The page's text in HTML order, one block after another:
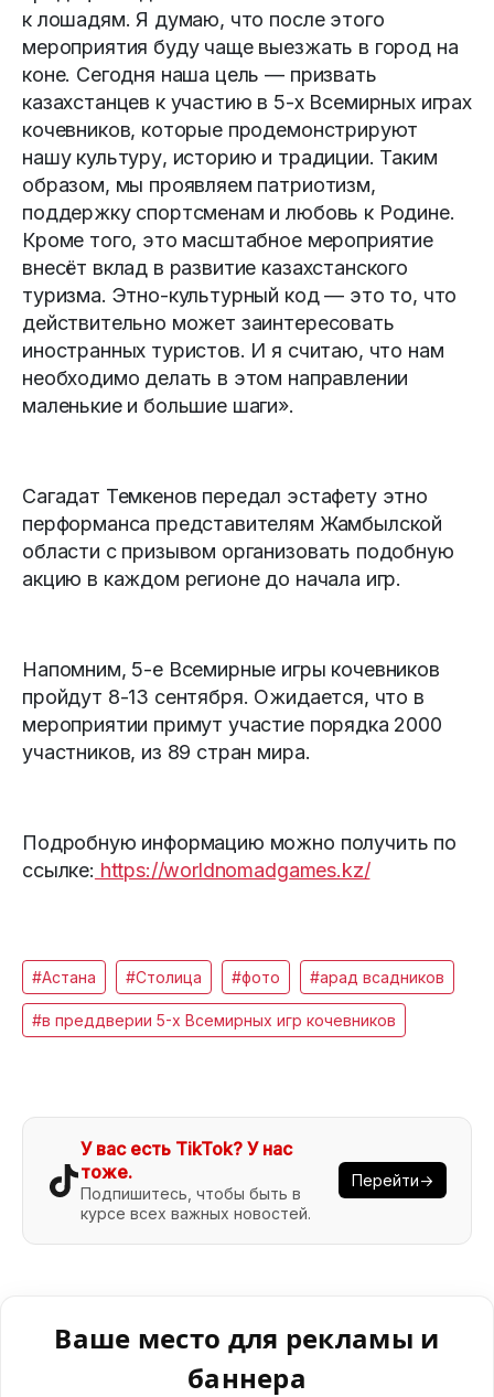
к лошадям. Я думаю, что после этого
мероприятия буду чаще выезжать в город на
коне. Сегодня наша цель — призвать
казахстанцев к участию в 5-х Всемирных играх
кочевников, которые продемонстрируют
нашу культуру, историю и традиции. Таким
образом, мы проявляем патриотизм,
поддержку спортсменам и любовь к Родине.
Кроме того, это масштабное мероприятие
внесёт вклад в развитие казахстанского
туризма. Этно-культурный код — это то, что
действительно может заинтересовать
иностранных туристов. И я считаю, что нам
необходимо делать в этом направлении
маленькие и большие шаги».
Сагадат Темкенов передал эстафету этно
перформанса представителям Жамбылской
области с призывом организовать подобную
акцию в каждом регионе до начала игр.
Напомним, 5-е Всемирные игры кочевников
пройдут 8-13 сентября. Ожидается, что в
мероприятии примут участие порядка 2000
участников, из 89 стран мира.
Подробную информацию можно получить по
ссылке: https://worldnomadgames.kz/
#Астана #Столица #фото #арад всадников
#в преддверии 5-х Всемирных игр кочевников
У вас есть TikTok? У нас
тоже.
Подпишитесь, чтобы быть в
курсе всех важных новостей.
Перейти→
Ваше место для рекламы и
баннера